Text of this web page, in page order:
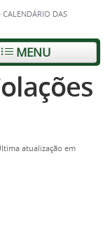
CALENDÁRIO DAS
MENU
atualização em